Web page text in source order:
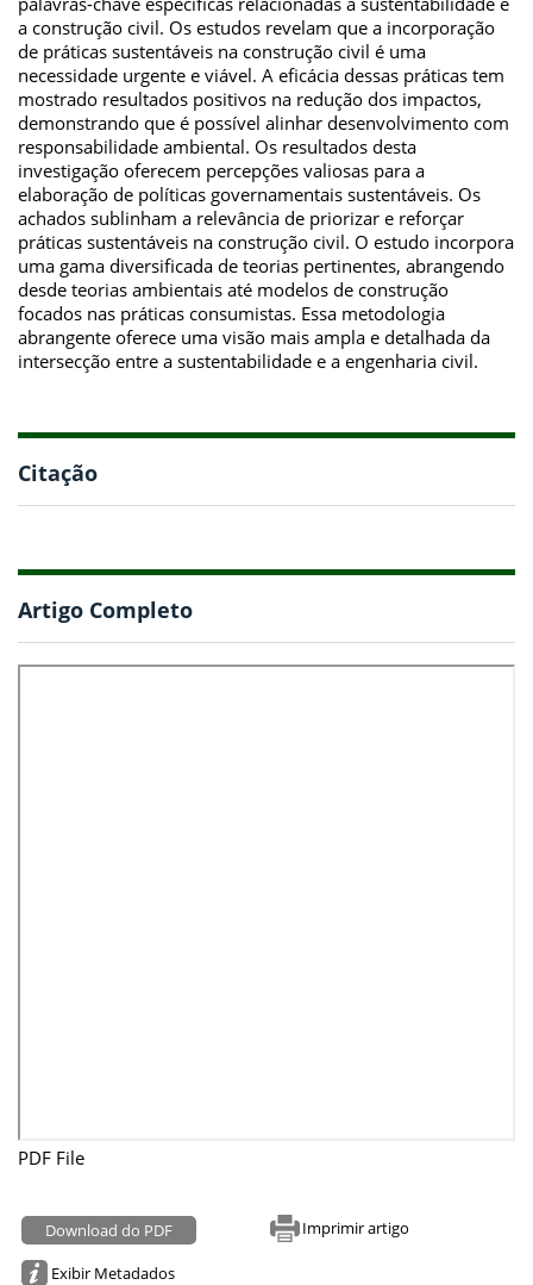
a construção civil. Os estudos revelam que a incorporação
de práticas sustentáveis na construção civil é uma
necessidade urgente e viável. A eficácia dessas práticas tem
mostrado resultados positivos na redução dos impactos,
demonstrando que é possível alinhar desenvolvimento com
responsabilidade ambiental. Os resultados desta
investigação oferecem percepções valiosas para a
elaboração de políticas governamentais sustentáveis. Os
achados sublinham a relevância de priorizar e reforçar
práticas sustentáveis na construção civil. O estudo incorpora
uma gama diversificada de teorias pertinentes, abrangendo
desde teorias ambientais até modelos de construção
focados nas práticas consumistas. Essa metodologia
abrangente oferece uma visão mais ampla e detalhada da
intersecção entre a sustentabilidade e a engenharia civil.
Citação
Artigo Completo
PDF File
Download do PDF Imprimir artigo
Exibir Metadados